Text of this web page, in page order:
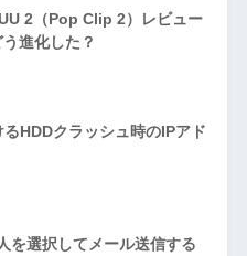
2（Pop Clip 2）レビュー
う進化した？
HDDクラッシュ時のIPアド
を選択してメール送信する